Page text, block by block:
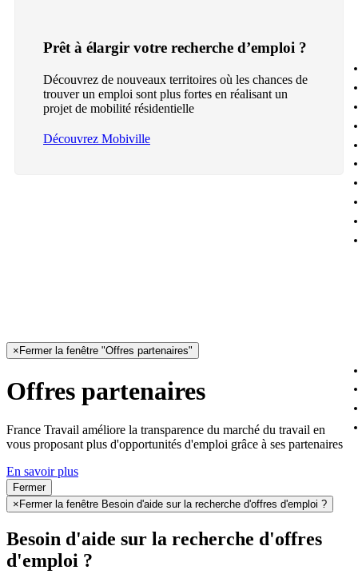
Prêt à élargir votre recherche d’emploi ?
Découvrez de nouveaux territoires où les chances de
trouver un emploi sont plus fortes en réalisant un
projet de mobilité résidentielle
Découvrez Mobiville
× Fermer la fenêtre "Offres partenaires"
Offres partenaires
France Travail améliore la transparence du marché du travail en
vous proposant plus d'opportunités d'emploi grâce à ses partenaires
En savoir plus
Fermer
× Fermer la fenêtre Besoin d'aide sur la recherche d'offres d'emploi ?
Besoin d'aide sur la recherche d'offres
d'emploi ?